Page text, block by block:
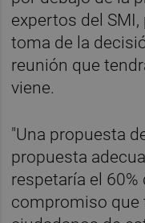
expertos del
toma de la
reunión que
viene.
"Una propuesta
propuesta
respetaría el 60%
compromiso que